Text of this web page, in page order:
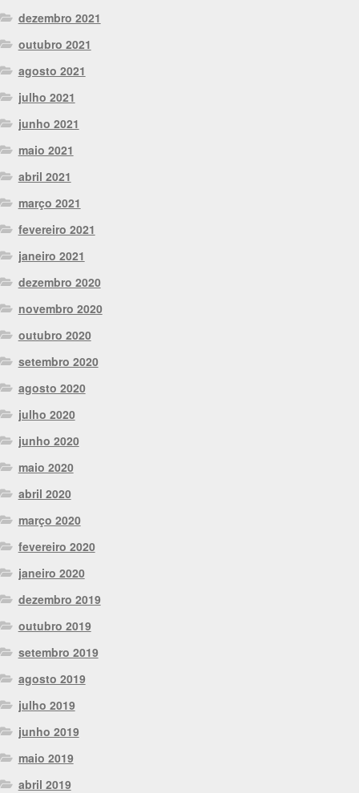
dezembro 2021
outubro 2021
agosto 2021
julho 2021
junho 2021
maio 2021
abril 2021
março 2021
fevereiro 2021
janeiro 2021
dezembro 2020
novembro 2020
outubro 2020
setembro 2020
agosto 2020
julho 2020
junho 2020
maio 2020
abril 2020
março 2020
fevereiro 2020
janeiro 2020
dezembro 2019
outubro 2019
setembro 2019
agosto 2019
julho 2019
junho 2019
maio 2019
abril 2019